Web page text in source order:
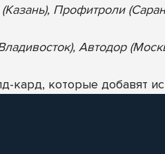
Профитроли
Автодор
которые добавят